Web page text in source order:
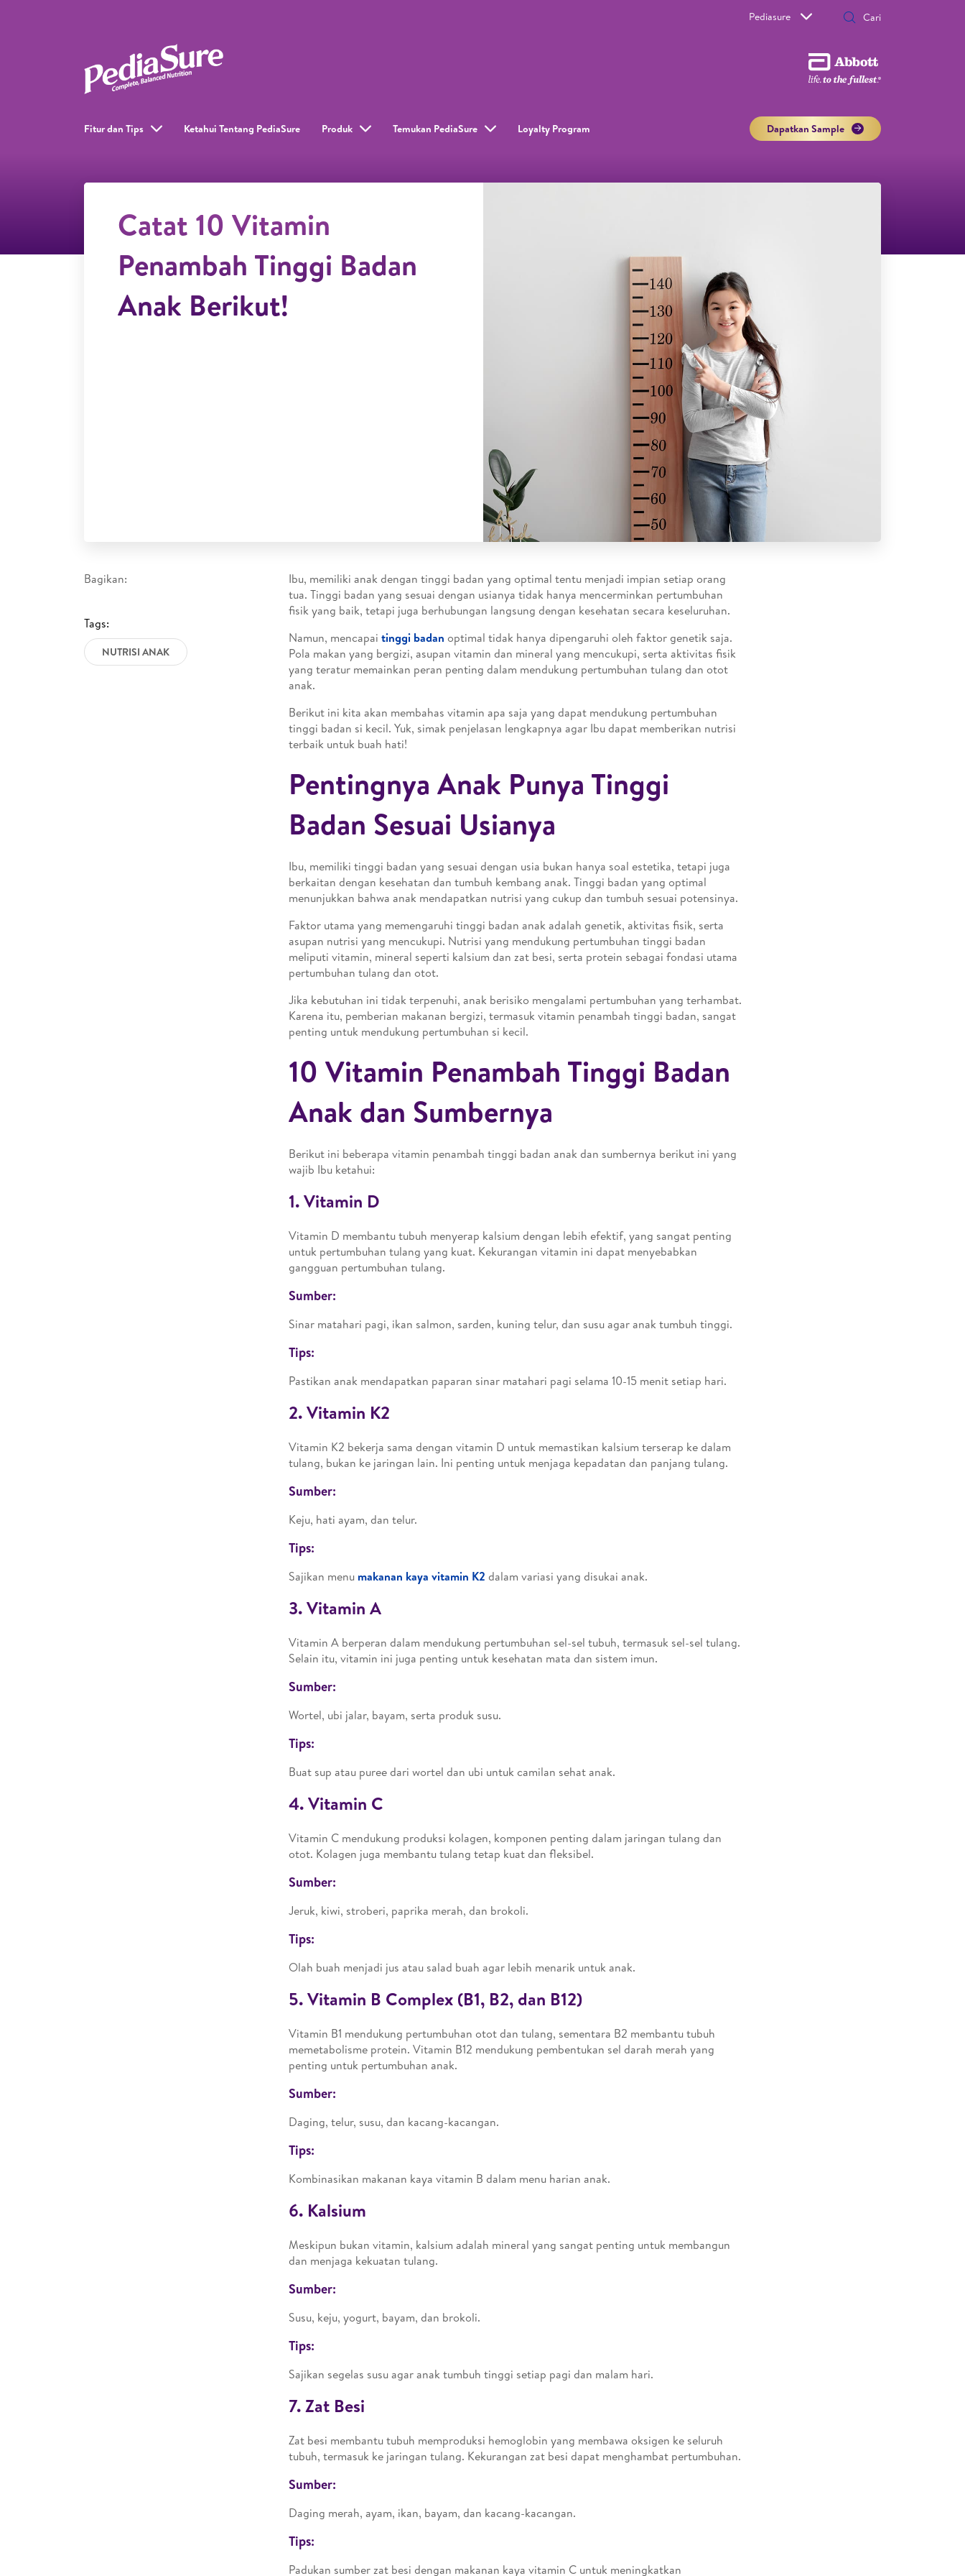
Pediasure
Fitur dan Tips Ketahui Tentang PediaSure Produk Temukan PediaSure Loyalty Program​ Dapatkan Sample
Catat 10 Vitamin
Penambah Tinggi Badan
Anak Berikut!
Bagikan:
Tags:
NUTRISI ANAK
Ibu, memiliki anak dengan tinggi badan yang optimal tentu menjadi impian setiap orang
tua. Tinggi badan yang sesuai dengan usianya tidak hanya mencerminkan pertumbuhan
fisik yang baik, tetapi juga berhubungan langsung dengan kesehatan secara keseluruhan.
Namun, mencapai tinggi badan optimal tidak hanya dipengaruhi oleh faktor genetik saja.
Pola makan yang bergizi, asupan vitamin dan mineral yang mencukupi, serta aktivitas fisik
yang teratur memainkan peran penting dalam mendukung pertumbuhan tulang dan otot
anak.
Berikut ini kita akan membahas vitamin apa saja yang dapat mendukung pertumbuhan
tinggi badan si kecil. Yuk, simak penjelasan lengkapnya agar Ibu dapat memberikan nutrisi
terbaik untuk buah hati!
Pentingnya Anak Punya Tinggi
Badan Sesuai Usianya
Ibu, memiliki tinggi badan yang sesuai dengan usia bukan hanya soal estetika, tetapi juga
berkaitan dengan kesehatan dan tumbuh kembang anak. Tinggi badan yang optimal
menunjukkan bahwa anak mendapatkan nutrisi yang cukup dan tumbuh sesuai potensinya.
Faktor utama yang memengaruhi tinggi badan anak adalah genetik, aktivitas fisik, serta
asupan nutrisi yang mencukupi. Nutrisi yang mendukung pertumbuhan tinggi badan
meliputi vitamin, mineral seperti kalsium dan zat besi, serta protein sebagai fondasi utama
pertumbuhan tulang dan otot.
Jika kebutuhan ini tidak terpenuhi, anak berisiko mengalami pertumbuhan yang terhambat.
Karena itu, pemberian makanan bergizi, termasuk vitamin penambah tinggi badan, sangat
penting untuk mendukung pertumbuhan si kecil.
10 Vitamin Penambah Tinggi Badan
Anak dan Sumbernya
Berikut ini beberapa vitamin penambah tinggi badan anak dan sumbernya berikut ini yang
wajib Ibu ketahui:
1. Vitamin D
Vitamin D membantu tubuh menyerap kalsium dengan lebih efektif, yang sangat penting
untuk pertumbuhan tulang yang kuat. Kekurangan vitamin ini dapat menyebabkan
gangguan pertumbuhan tulang.
Sumber:
Sinar matahari pagi, ikan salmon, sarden, kuning telur, dan susu agar anak tumbuh tinggi.
Tips:
Pastikan anak mendapatkan paparan sinar matahari pagi selama 10-15 menit setiap hari.
2. Vitamin K2
Vitamin K2 bekerja sama dengan vitamin D untuk memastikan kalsium terserap ke dalam
tulang, bukan ke jaringan lain. Ini penting untuk menjaga kepadatan dan panjang tulang.
Sumber:
Keju, hati ayam, dan telur.
Tips:
Sajikan menu makanan kaya vitamin K2 dalam variasi yang disukai anak.
3. Vitamin A
Vitamin A berperan dalam mendukung pertumbuhan sel-sel tubuh, termasuk sel-sel tulang.
Selain itu, vitamin ini juga penting untuk kesehatan mata dan sistem imun.
Sumber:
Wortel, ubi jalar, bayam, serta produk susu.
Tips:
Buat sup atau puree dari wortel dan ubi untuk camilan sehat anak.
4. Vitamin C
Vitamin C mendukung produksi kolagen, komponen penting dalam jaringan tulang dan
otot. Kolagen juga membantu tulang tetap kuat dan fleksibel.
Sumber:
Jeruk, kiwi, stroberi, paprika merah, dan brokoli.
Tips:
Olah buah menjadi jus atau salad buah agar lebih menarik untuk anak.
5. Vitamin B Complex (B1, B2, dan B12)
Vitamin B1 mendukung pertumbuhan otot dan tulang, sementara B2 membantu tubuh
memetabolisme protein. Vitamin B12 mendukung pembentukan sel darah merah yang
penting untuk pertumbuhan anak.
Sumber:
Daging, telur, susu, dan kacang-kacangan.
Tips:
Kombinasikan makanan kaya vitamin B dalam menu harian anak.
6. Kalsium
Meskipun bukan vitamin, kalsium adalah mineral yang sangat penting untuk membangun
dan menjaga kekuatan tulang.
Sumber:
Susu, keju, yogurt, bayam, dan brokoli.
Tips:
Sajikan segelas susu agar anak tumbuh tinggi setiap pagi dan malam hari.
7. Zat Besi
Zat besi membantu tubuh memproduksi hemoglobin yang membawa oksigen ke seluruh
tubuh, termasuk ke jaringan tulang. Kekurangan zat besi dapat menghambat pertumbuhan.
Sumber:
Daging merah, ayam, ikan, bayam, dan kacang-kacangan.
Tips:
Padukan sumber zat besi dengan makanan kaya vitamin C untuk meningkatkan